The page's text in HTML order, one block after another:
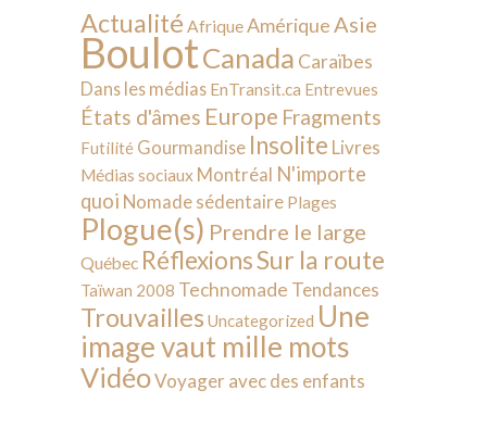
Actualité AfriqueAmérique Asie
BoulotCanada Caraïbes
Dans les médias EnTransit.ca Entrevues
États d'âmes Europe Fragments
Futilité Gourmandise Insolite Livres
Médias sociaux Montréal N'importe
quoi Nomade sédentaire Plages
Plogue(s) Prendre le large
Québec RéflexionsSur la route
Taïwan 2008 Technomade Tendances
Trouvailles Uncategorized Une
image vaut mille mots
VidéoVoyager avec des enfants